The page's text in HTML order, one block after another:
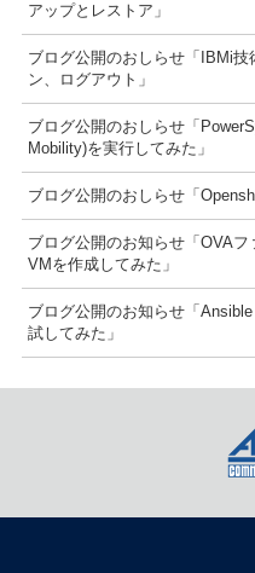
アップとレストア」
ブログ公開のおしらせ「IBMi
ン、ログアウト」
ブログ公開のおしらせ「
Mobility)を実行してみた」
ブログ公開のおしらせ「
ブログ公開のお知らせ「OVA
VMを作成してみた」
ブログ公開のお知らせ「
試してみた」